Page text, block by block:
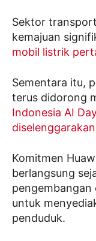
Sektor
kemajuan
mobil listrik
Sementara itu,
terus didorong
Indonesia AI
Komitmen
berlangsung
pengembangan
untuk
penduduk.